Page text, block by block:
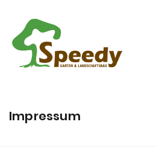
Impressum